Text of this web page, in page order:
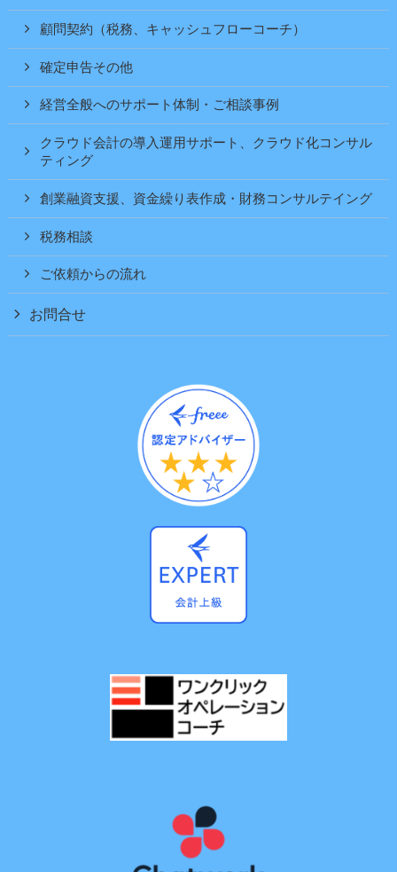
顧問契約（税務、キャッシュフローコーチ）
確定申告その他
経営全般へのサポート体制・ご相談事例
クラウド会計の導入運用サポート、クラウド化コンサル
ティング
創業融資支援、資金繰り表作成・財務コンサルテイング
税務相談
ご依頼からの流れ
お問合せ